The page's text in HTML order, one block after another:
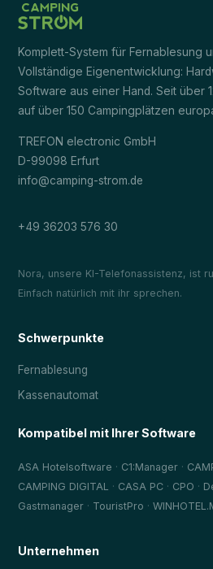
Komplett-System für Fernablesung
Vollständige Eigenentwicklung:
Software aus einer Hand. Seit über
auf über 150 Campingplätzen
TREFON electronic GmbH
D-99098 Erfurt
info@camping-strom.de
+49 36203 576 30
Nora, unsere KI-Telefonassistenz, ist
Einfach natürlich mit ihr sprechen.
Schwerpunkte
Fernablesung
Kassenautomat
Kompatibel mit Ihrer Software
ASA Hotelsoftware · C1:Manager ·
CAMPING DIGITAL · CASA PC · CPO ·
Gastmanager · TouristPro ·
Unternehmen